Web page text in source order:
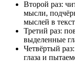
Второй раз:
мысли,
мыслей в
Третий раз:
выделенные
Четвёртый
глаза и